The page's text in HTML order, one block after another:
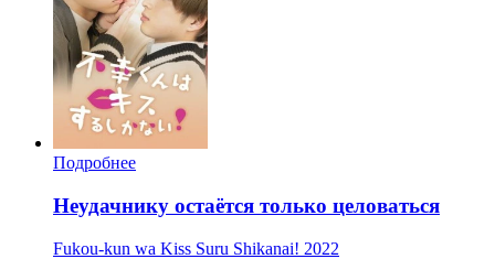
Подробнее
Неудачнику остаётся только целоваться
Fukou-kun wa Kiss Suru Shikanai! 2022